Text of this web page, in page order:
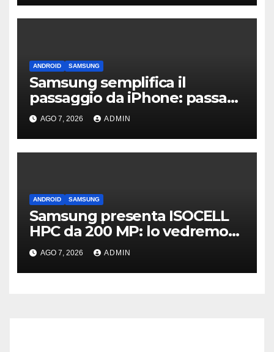
ANDROID SAMSUNG
Samsung semplifica il
passaggio da iPhone: passa
WhatsApp e c’è l’assistenza
AGO 7, 2026 ADMIN
ANDROID SAMSUNG
Samsung presenta ISOCELL
HPC da 200 MP: lo vedremo
sui Galaxy S27?
AGO 7, 2026 ADMIN